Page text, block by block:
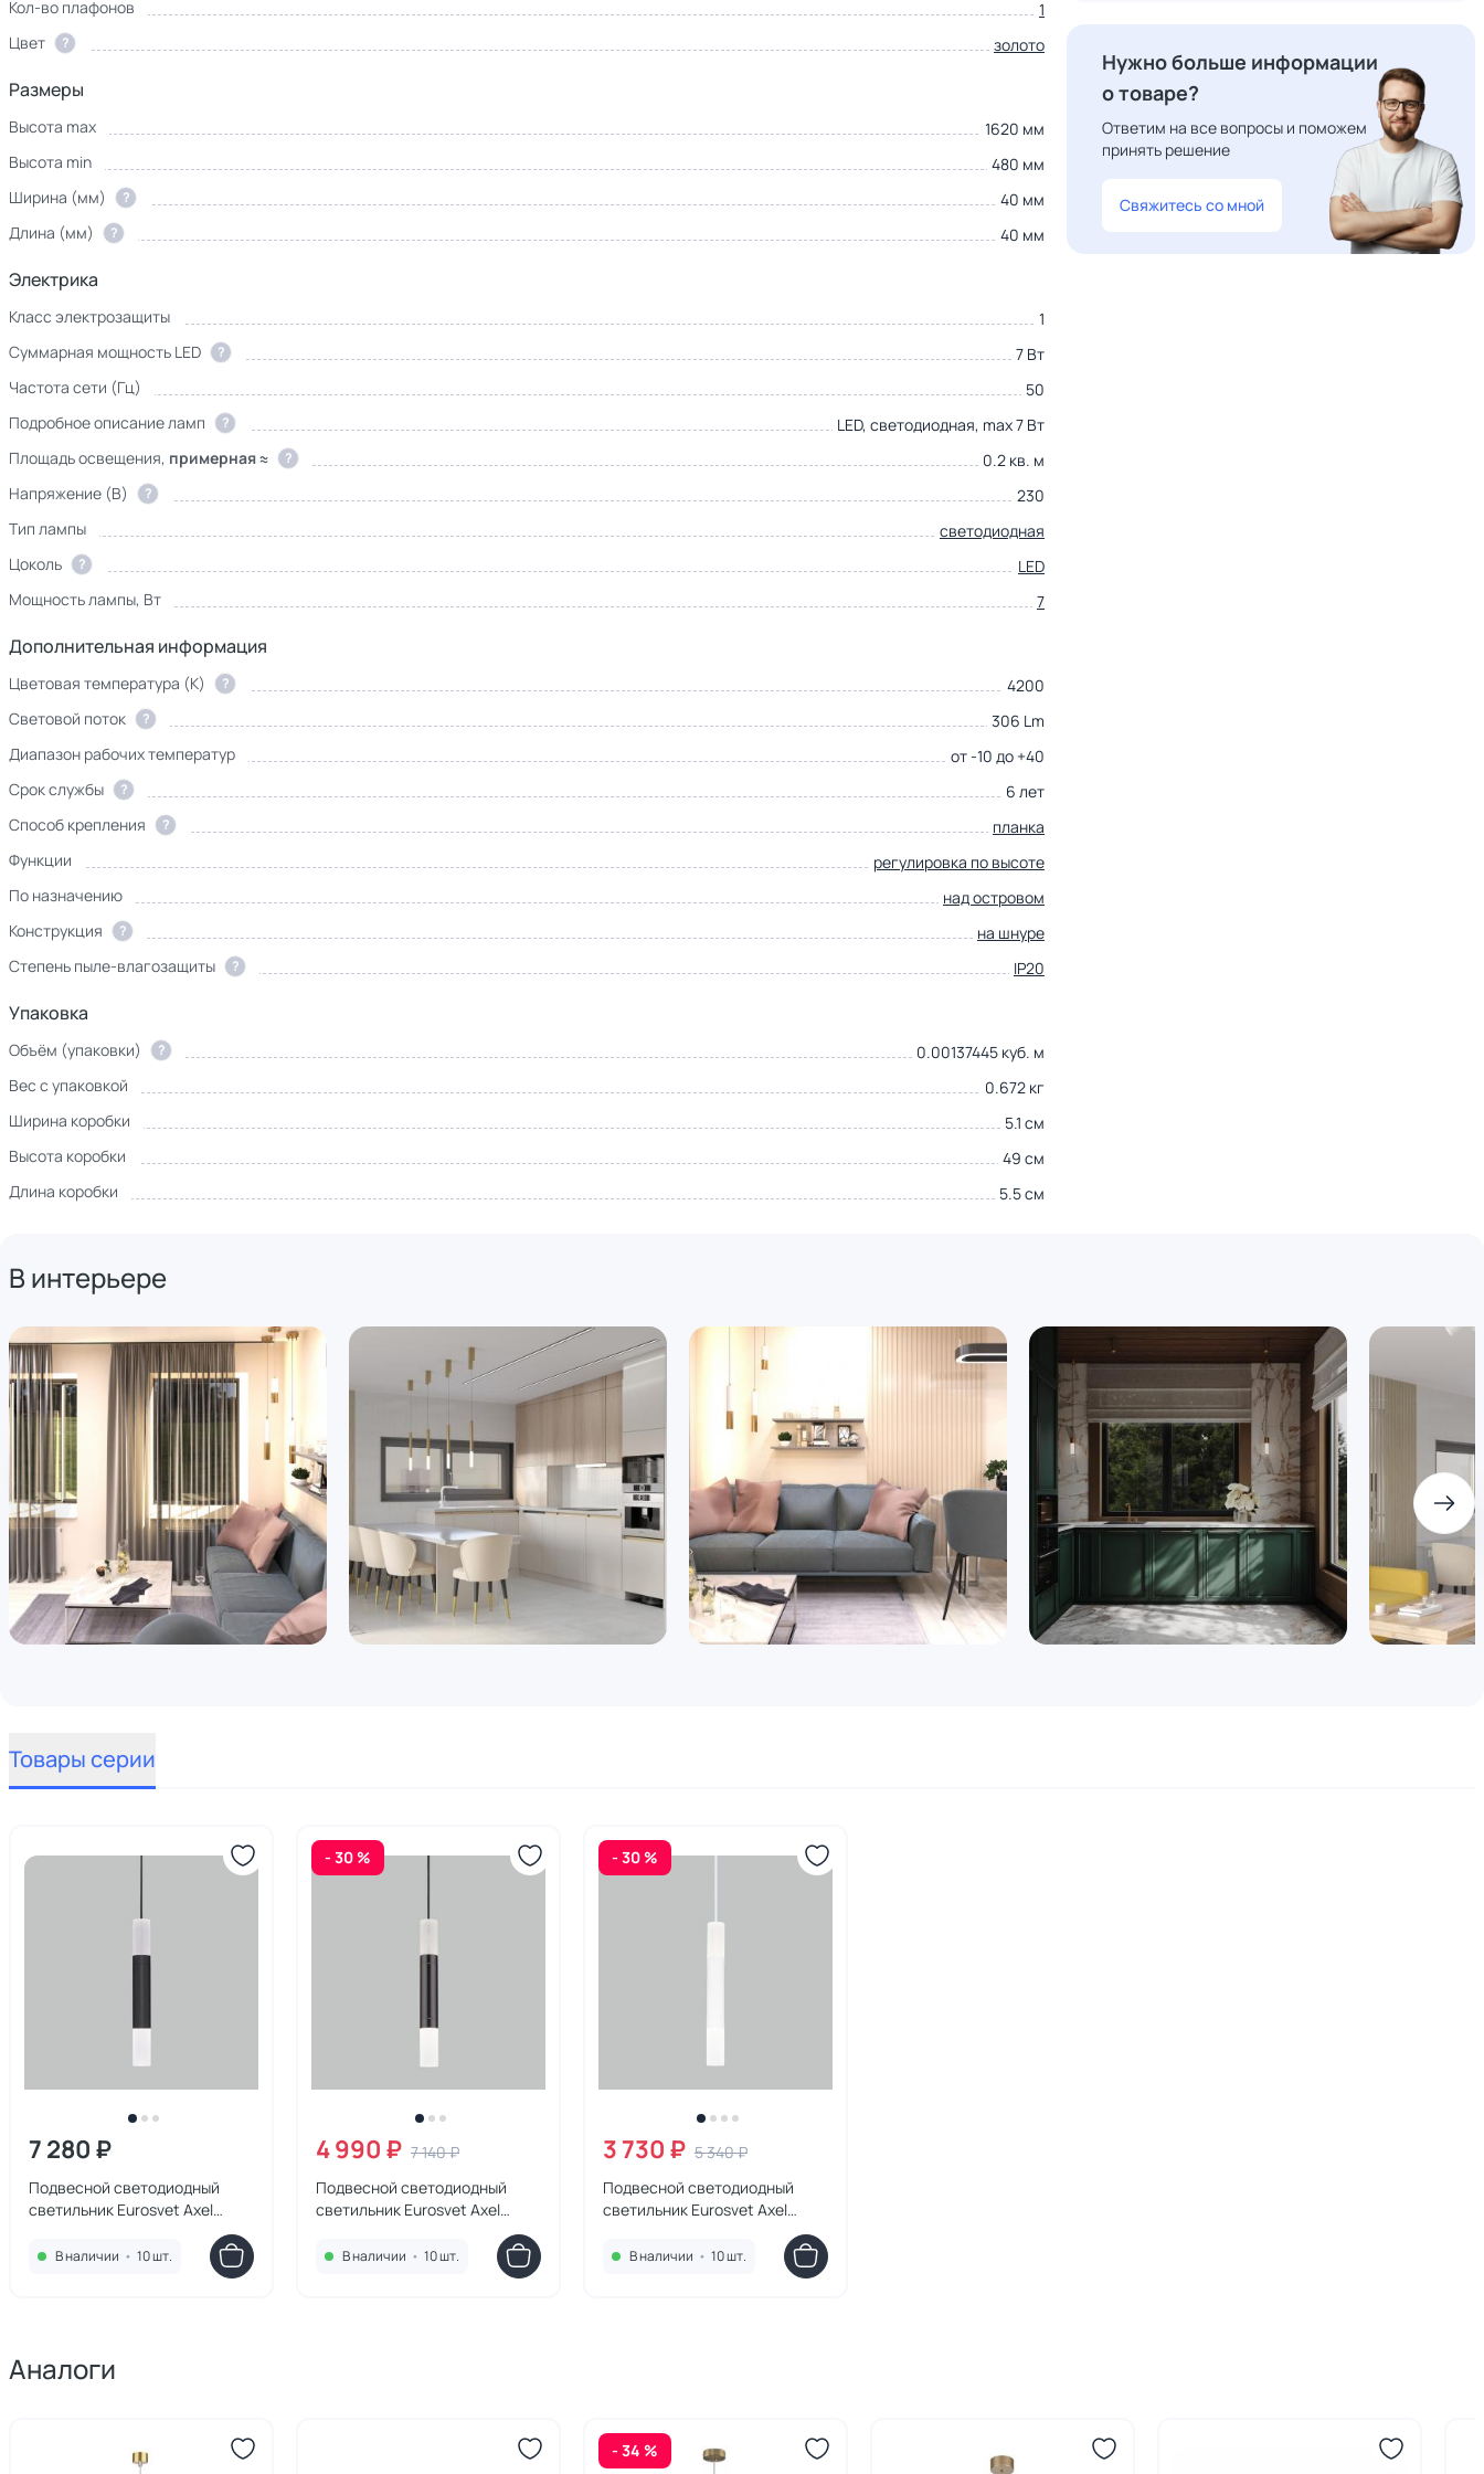
Кол-во плафонов
1
Цвет
? золото
Размеры
Высота max
1620 мм
Высота min
480 мм
Ширина (мм)
?
40 мм
Длина (мм)
? 40 мм
Электрика
Класс электрозащиты
1
Суммарная мощность LED
?
7 Вт
Частота сети (Гц)
50
Подробное описание ламп
?
LED, светодиодная, max 7 Вт
Площадь освещения, примерная ≈ ?
0.2 кв. м
Напряжение (В)
?
230
Тип лампы
светодиодная
Цоколь
?
LED
Мощность лампы, Вт
7
Дополнительная информация
Цветовая температура (К) ?
4200
Световой поток
?
306 Lm
Диапазон рабочих температур
от -10 до +40
Срок службы
?
6 лет
Способ крепления
?
планка
Функции
регулировка по высоте
По назначению
над островом
Конструкция
?
на шнуре
Степень пыле-влагозащиты
? IP20
Упаковка
Объём (упаковки) ?
0.00137445 куб. м
Вес с упаковкой
0.672 кг
Ширина коробки
5.1 см
Высота коробки
49 см
Длина коробки
5.5 см
Нужно больше информации
о товаре?
Ответим на все вопросы и поможем
принять решение
Свяжитесь со мной
В интерьере
Товары серии
7 280 ₽
Подвесной светодиодный
светильник Eurosvet Axel
В наличии • 10 шт.
- 30 %
4 990 ₽ 7 140 ₽
Подвесной светодиодный
светильник Eurosvet Axel
50210/1 LED черный жемчуг
В наличии • 10 шт.
- 30 %
3 730 ₽ 5 340 ₽
Подвесной светодиодный
светильник Eurosvet Axel
В наличии • 10 шт.
Аналоги
- 34 %